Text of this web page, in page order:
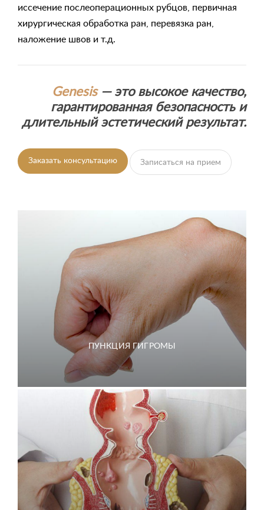
иссечение послеоперационных рубцов, первичная
хирургическая обработка ран, перевязка ран,
наложение швов и т.д.
Genesis — это высокое качество,
гарантированная безопасность и
длительный эстетический результат.
Заказать консультацию Записаться на прием
ПУНКЦИЯ ГИГРОМЫ